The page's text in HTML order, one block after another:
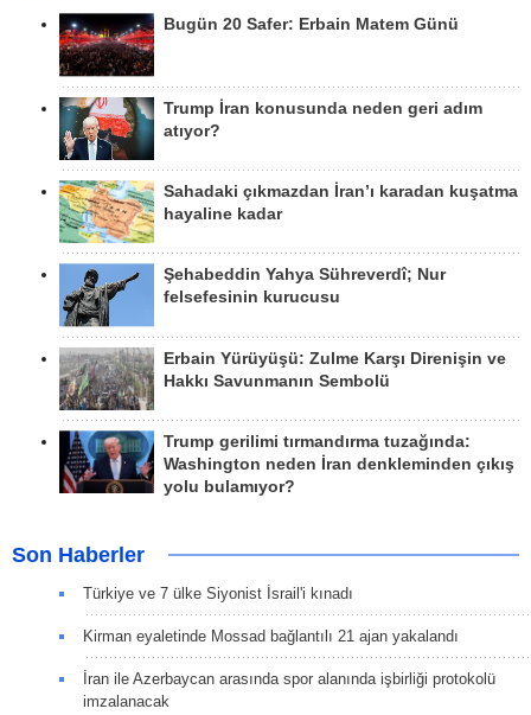
Bugün 20 Safer: Erbain Matem Günü
Trump İran konusunda neden geri adım
atıyor?
Sahadaki çıkmazdan İran’ı karadan kuşatma
hayaline kadar
Şehabeddin Yahya Sühreverdî; Nur
felsefesinin kurucusu
Erbain Yürüyüşü: Zulme Karşı Direnişin ve
Hakkı Savunmanın Sembolü
Trump gerilimi tırmandırma tuzağında:
Washington neden İran denkleminden çıkış
yolu bulamıyor?
Son Haberler
Türkiye ve 7 ülke Siyonist İsrail'i kınadı
Kirman eyaletinde Mossad bağlantılı 21 ajan yakalandı
İran ile Azerbaycan arasında spor alanında işbirliği protokolü
imzalanacak